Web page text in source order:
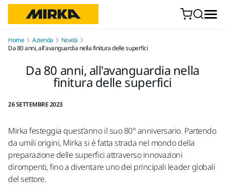
Home Azienda
Novità
Da 80 anni, all'avanguardia nella finitura delle superfici
Da 80 anni, all'avanguardia nella
finitura delle superfici
26 SETTEMBRE 2023
Mirka festeggia quest'anno il suo 80° anniversario. Partendo
da umili origini, Mirka si è fatta strada nel mondo della
preparazione delle superfici attraverso innovazioni
dirompenti, fino a diventare uno dei principali leader globali
del settore.